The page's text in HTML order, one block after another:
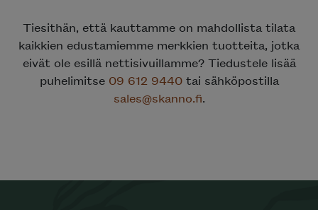
Tiesithän, että kauttamme on mahdollista tilata
kaikkien edustamiemme merkkien tuotteita, jotka
eivät ole esillä nettisivuillamme? Tiedustele lisää
puhelimitse 09 612 9440tai sähköpostilla
sales@skanno.fi.